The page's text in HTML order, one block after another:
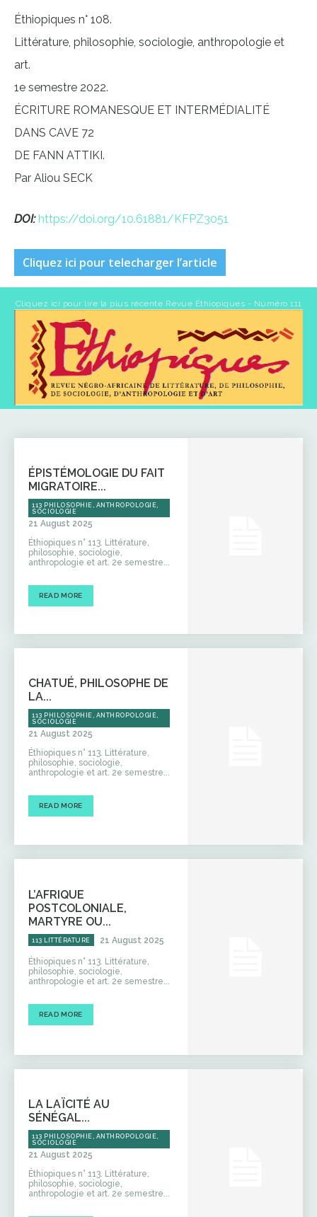
Éthiopiques n° 108.
Littérature, philosophie, sociologie, anthropologie et
art.
1e semestre 2022.
ÉCRITURE ROMANESQUE ET INTERMÉDIALITÉ
DANS CAVE 72
DE FANN ATTIKI.
Par Aliou SECK
DOI:https://doi.org/10.61881/KFPZ3051
Cliquez ici pour telecharger l’article
Cliquez ici pour lire la plus récente Revue Éthiopiques - Numéro 111
ÉPISTÉMOLOGIE DU FAIT
MIGRATOIRE...
113 PHILOSOPHIE, ANTHROPOLOGIE,
SOCIOLOGIE
21 August 2025
Éthiopiques n° 113. Littérature,
philosophie, sociologie,
anthropologie et art. 2e semestre...
READ MORE
CHATUÉ, PHILOSOPHE DE
LA...
113 PHILOSOPHIE, ANTHROPOLOGIE,
SOCIOLOGIE
21 August 2025
Éthiopiques n° 113. Littérature,
philosophie, sociologie,
anthropologie et art. 2e semestre...
READ MORE
L’AFRIQUE
POSTCOLONIALE,
MARTYRE OU...
113 LITTÉRATURE 21 August 2025
Éthiopiques n° 113. Littérature,
philosophie, sociologie,
anthropologie et art. 2e semestre...
READ MORE
LA LAÏCITÉ AU
SÉNÉGAL...
113 PHILOSOPHIE, ANTHROPOLOGIE,
SOCIOLOGIE
21 August 2025
Éthiopiques n° 113. Littérature,
philosophie, sociologie,
anthropologie et art. 2e semestre...